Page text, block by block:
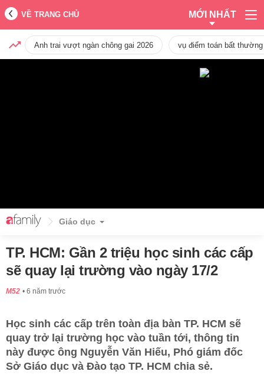
VỀ TRANG CHỦ MỚI NHẤT
Anh trai vượt ngàn chông gai 2026 vụ điểm toán bất
Giáo dục
TP. HCM: Gần 2 triệu học sinh các cấp
sẽ quay lại trường vào ngày 17/2
M52 6 năm trước
Học sinh các cấp trên toàn địa bàn TP. HCM sẽ
quay trở lại trường học vào tuần tới, thông tin
này được ông Nguyễn Văn Hiếu, Phó giám đốc
Sở Giáo dục và Đào tạo TP. HCM chia sẻ.